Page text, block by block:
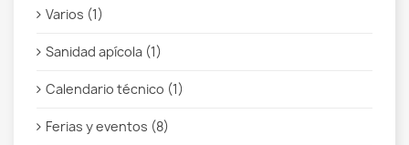
Varios (1)
Sanidad apícola (1)
Calendario técnico (1)
Ferias y eventos (8)